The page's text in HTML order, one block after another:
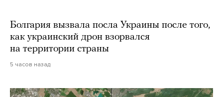
Болгария вызвала посла Украины после того,
как украинский дрон взорвался
на территории страны
5 часов назад